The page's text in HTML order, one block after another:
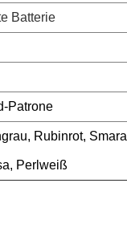
Batterie
Patrone
Rubinrot,
Perlweiß